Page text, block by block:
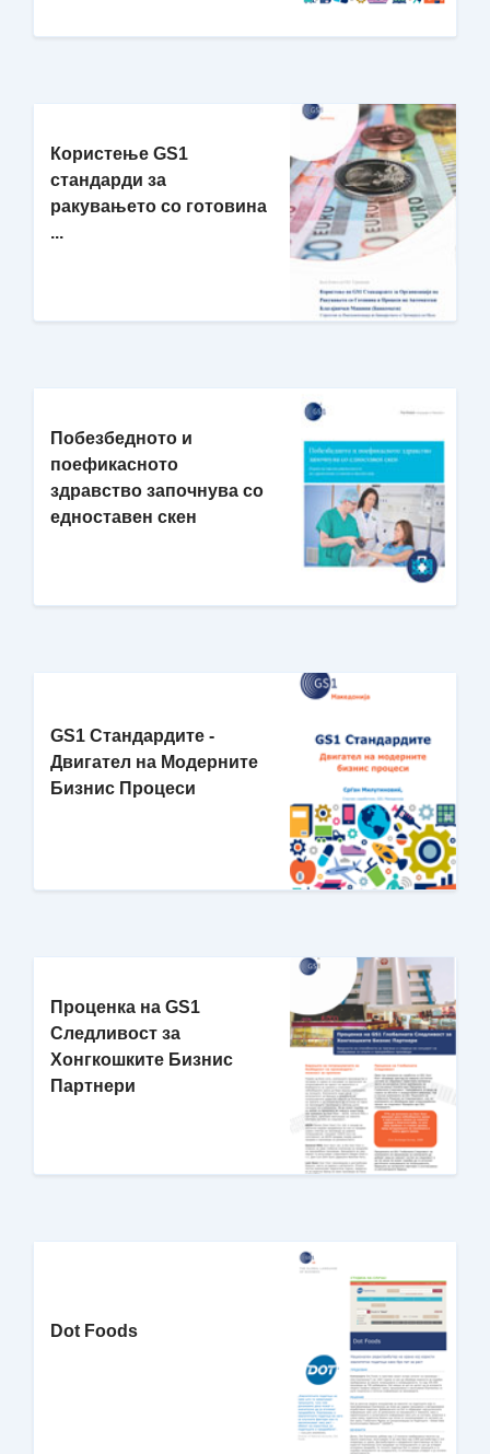
Користење GS1
стандарди за
ракувањето со готовина
...
Побезбедното и
поефикаснотo
здравство започнува со
едноставен скен
GS1 Стандардите -
Двигател на Модерните
Бизнис Процеси
Проценка на GS1
Следливост за
Хонгкошките Бизнис
Партнери
Dot Foods